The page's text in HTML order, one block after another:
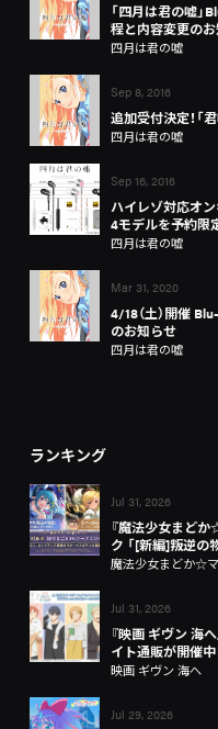
「四月は君の嘘
程と内容変更の
四月は君の嘘
Sep 8, 2016
追加受付決定！「
四月は君の嘘
Sep 16, 2016
ハイレゾ対応オ
4モデルを予約限
四月は君の嘘
Mar 31, 2020
4/18（土）開催
のお知らせ
四月は君の嘘
ランキング
Jul 31, 2026
『魔法少女まど
ク 「[新編]叛逆の
魔法少女まどか☆
Jul 31, 2026
『映画 ギヴン 海
イト通販が開催中
映画 ギヴン 海へ
Jul 29, 2026